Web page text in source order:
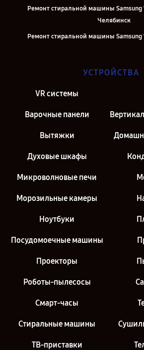
Ремонт стиральной машины Samsung
Челябинск
Ремонт стиральной машины Samsung
Ремонт стиральной машины Samsung
УСТРОЙСТВА
VR системы
Варочные панели
Вытяжки
Духовые шкафы
Микроволновые печи
Морозильные камеры
Ноутбуки
Посудомоечные машины
Проекторы
Роботы-пылесосы
Смарт-часы
Стиральные машины
ТВ-приставки